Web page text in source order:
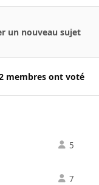
un nouveau sujet
membres ont voté
5
7